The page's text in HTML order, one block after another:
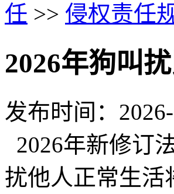
任 >> 侵权责任
2026年狗叫
发布时间：
2026年新修订
扰他人正常生活